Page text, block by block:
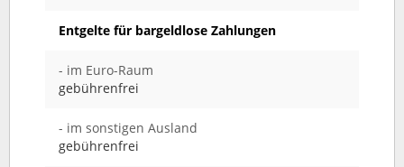
Entgelte für bargeldlose Zahlungen
- im Euro-Raum
gebührenfrei
- im sonstigen Ausland
gebührenfrei